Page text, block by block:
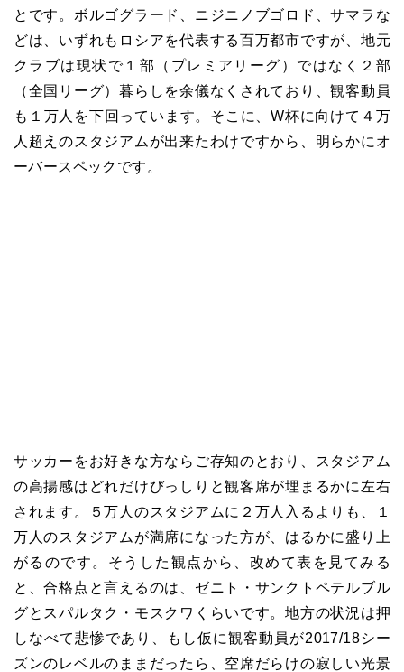
とです。ボルゴグラード、ニジニノブゴロド、サマラな
どは、いずれもロシアを代表する百万都市ですが、地元
クラブは現状で１部（プレミアリーグ）ではなく２部
（全国リーグ）暮らしを余儀なくされており、観客動員
も１万人を下回っています。そこに、W杯に向けて４万
人超えのスタジアムが出来たわけですから、明らかにオ
ーバースペックです。
サッカーをお好きな方ならご存知のとおり、スタジアム
の高揚感はどれだけびっしりと観客席が埋まるかに左右
されます。５万人のスタジアムに２万人入るよりも、１
万人のスタジアムが満席になった方が、はるかに盛り上
がるのです。そうした観点から、改めて表を見てみる
と、合格点と言えるのは、ゼニト・サンクトペテルブル
グとスパルタク・モスクワくらいです。地方の状況は押
しなべて悲惨であり、もし仮に観客動員が2017/18シー
ズンのレベルのままだったら、空席だらけの寂しい光景